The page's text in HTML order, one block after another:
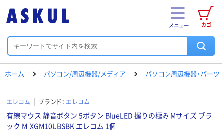
カゴ
メニュー
ホーム パソコン/周辺機器/メディア パソコン周辺機器・パーツ
エレコム ブランド： エレコム
有線マウス 静音ボタン 5ボタン BlueLED 握りの極み Mサイズ ブラ
ック M-XGM10UBSBK エレコム 1個